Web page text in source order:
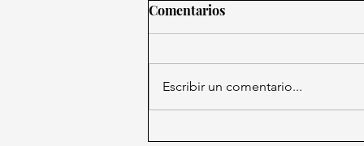
Comentarios
Escribir un comentario...